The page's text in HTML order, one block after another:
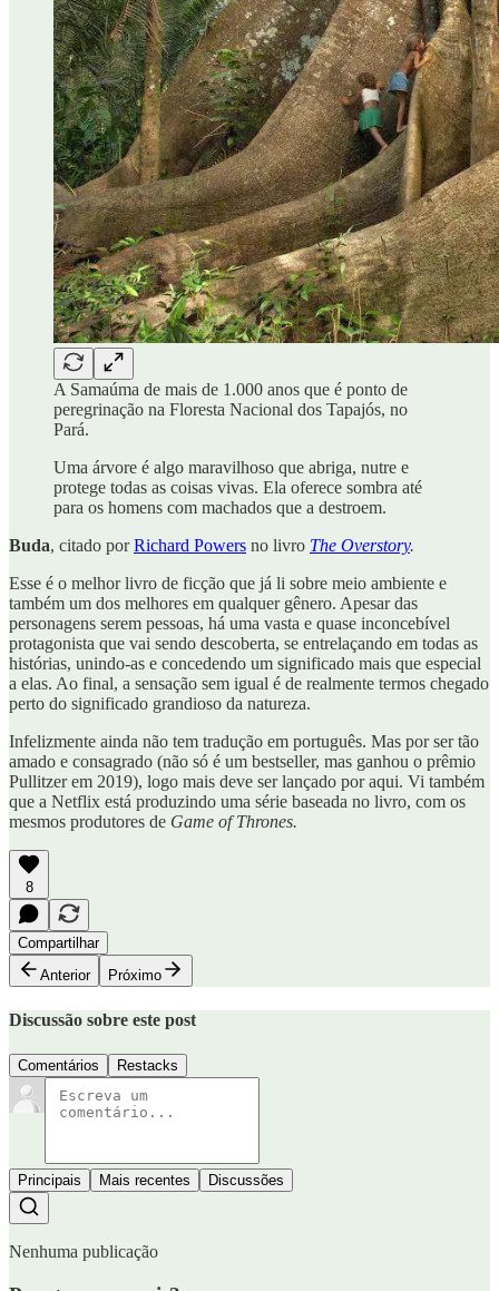
A Samaúma de mais de 1.000 anos que é ponto de
peregrinação na Floresta Nacional dos Tapajós, no
Pará.
Uma árvore é algo maravilhoso que abriga, nutre e
protege todas as coisas vivas. Ela oferece sombra até
para os homens com machados que a destroem.
Buda, citado porRichard Powers no livro The Overstory.
Esse é o melhor livro de ficção que já li sobre meio ambiente e
também um dos melhores em qualquer gênero. Apesar das
personagens serem pessoas, há uma vasta e quase inconcebível
protagonista que vai sendo descoberta, se entrelaçando em todas as
histórias, unindo-as e concedendo um significado mais que especial
a elas. Ao final, a sensação sem igual é de realmente termos chegado
perto do significado grandioso da natureza.
Infelizmente ainda não tem tradução em português. Mas por ser tão
amado e consagrado (não só é um bestseller, mas ganhou o prêmio
Pullitzer em 2019), logo mais deve ser lançado por aqui. Vi também
que a Netflix está produzindo uma série baseada no livro, com os
mesmos produtores de Game of Thrones.
8
Compartilhar
Anterior
Próximo
Discussão sobre este post
Comentários Restacks
Principais Mais recentes Discussões
Nenhuma publicação